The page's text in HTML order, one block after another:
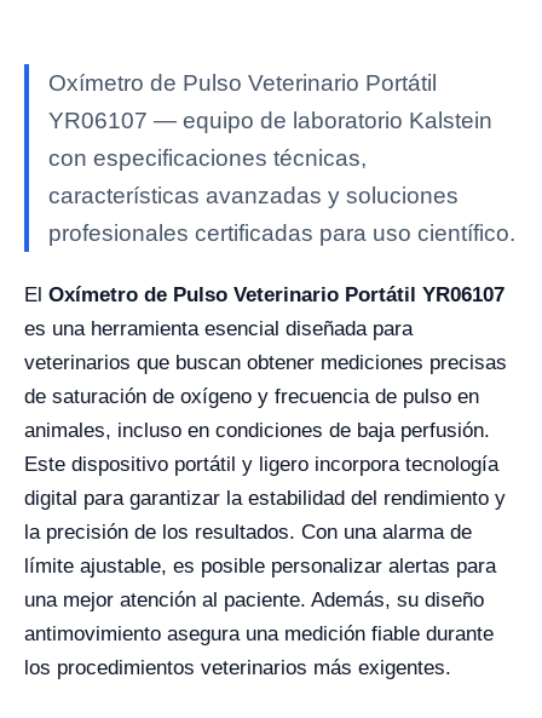
Oxímetro de Pulso Veterinario Portátil
YR06107 — equipo de laboratorio Kalstein
con especificaciones técnicas,
características avanzadas y soluciones
profesionales certificadas para uso científico.
El Oxímetro de Pulso Veterinario Portátil YR06107
es una herramienta esencial diseñada para
veterinarios que buscan obtener mediciones precisas
de saturación de oxígeno y frecuencia de pulso en
animales, incluso en condiciones de baja perfusión.
Este dispositivo portátil y ligero incorpora tecnología
digital para garantizar la estabilidad del rendimiento y
la precisión de los resultados. Con una alarma de
límite ajustable, es posible personalizar alertas para
una mejor atención al paciente. Además, su diseño
antimovimiento asegura una medición fiable durante
los procedimientos veterinarios más exigentes.